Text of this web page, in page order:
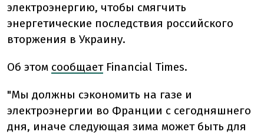
электроэнергию, чтобы смягчить
энергетические последствия российского
вторжения в Украину.
Об этом сообщаетFinancial Times.
"Мы должны сэкономить на газе и
электроэнергии во Франции с сегодняшнего
дня, иначе следующая зима может быть для